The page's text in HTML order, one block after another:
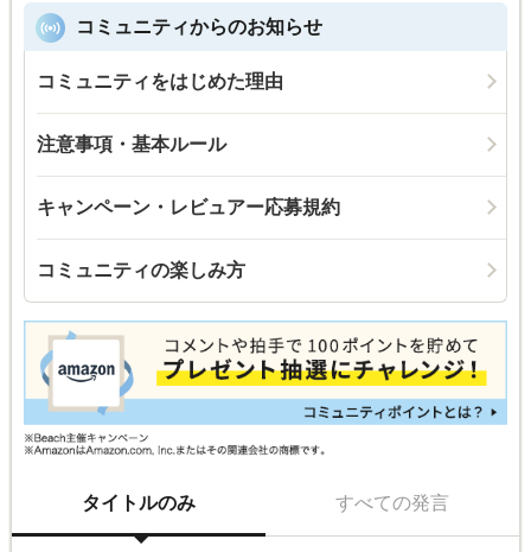
コミュニティからのお知らせ
コミュニティをはじめた理由
注意事項・基本ルール
キャンペーン・レビュアー応募規約
コミュニティの楽しみ方
タイトルのみ すべての発言